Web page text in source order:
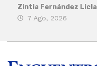
Zintia Fernández Licla
7 Ago, 2026